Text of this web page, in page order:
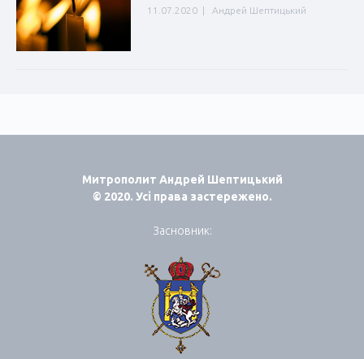
11.07.2020 | Андрей Шептицький
Митрополит Андрей Шептицький
© 2020. Усі права застережено.
Засновник: